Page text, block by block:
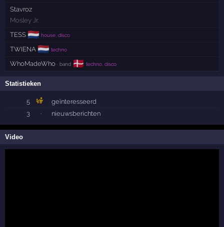
Stavroz
Mosley Jr.
TESS 🇳🇱 house, disco
TWIENA 🇳🇱 techno
WhoMadeWho · band 🇩🇰 techno, disco
Statistieken
5
geïnteresseerd
3
· nieuwsberichten
Video